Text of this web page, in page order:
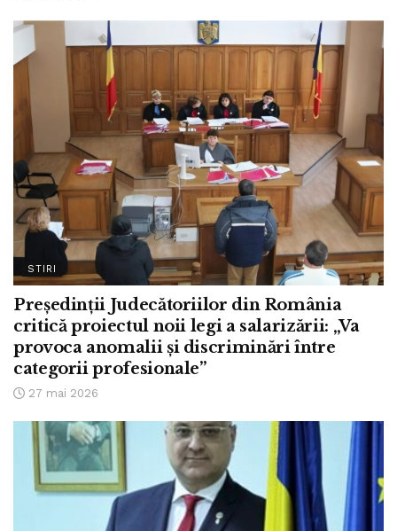
STIRI
Președinții Judecătoriilor din România
critică proiectul noii legi a salarizării: „Va
provoca anomalii și discriminări între
categorii profesionale”
27 mai 2026